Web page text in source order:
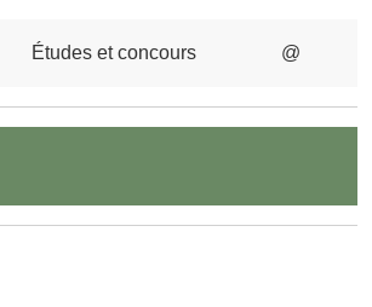
Études et concours @